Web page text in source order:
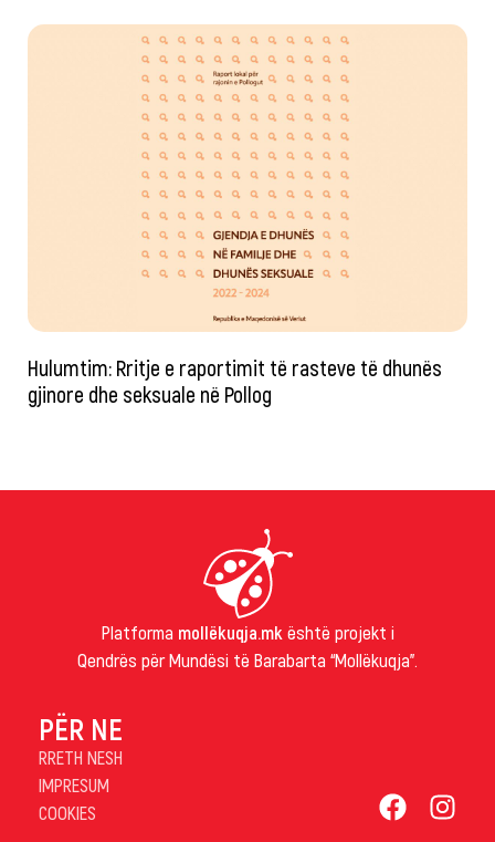
Hulumtim: Rritje e raportimit të rasteve të dhunës
gjinore dhe seksuale në Pollog
Platforma mollëkuqja.mk është projekt i
Qendrës për Mundësi të Barabarta “Mollëkuqja”.
PËR NE
RRETH NESH
IMPRESUM
COOKIES